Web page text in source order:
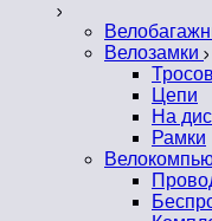
Велозамки
Цепи
На
Рамки